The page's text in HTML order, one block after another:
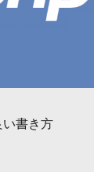
書き方